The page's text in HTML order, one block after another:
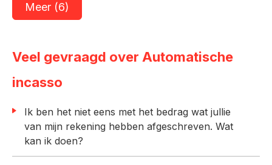
Meer (6)
Veel gevraagd over Automatische
incasso
Ik ben het niet eens met het bedrag wat jullie
van mijn rekening hebben afgeschreven. Wat
kan ik doen?